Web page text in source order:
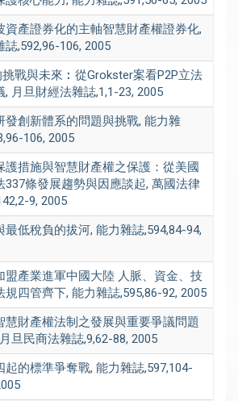
資產證券化的主軸智慧財產權證券化,
誌,592,96-106, 2005
挑戰與未來︰從Grokster案看P2P立法
, 月旦財經法雜誌,1,1-23, 2005
發創新體系的問題與挑戰, 能力雜
106, 2005
護措施與智慧財產權之保護：從美國
337條發展趨勢與因應談起, 萬國法律
9, 2005
最低稅負的拔河, 能力雜誌,594,84-94,
盟產業進軍中國大陸 人脈、資金、技
規四管齊下, 能力雜誌,595,86-92, 2005
慧財產權法制之發展與重要爭議問題
旦民商法雜誌,9,62-88, 2005
起的標準爭奪戰, 能力雜誌,597,104-